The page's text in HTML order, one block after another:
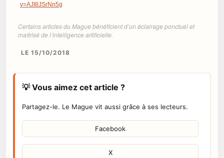
v=AJI8JSrNn5g
Certains articles du Mague bénéficient d’un éclairage ponctuel et
maîtrisé de l’intelligence artificielle.
LE 15/10/2018
💡 Vous aimez cet article ?
Partagez-le. Le Mague vit aussi grâce à ses lecteurs.
Facebook
X